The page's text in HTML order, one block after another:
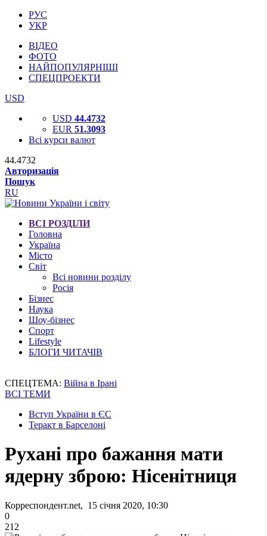
РУС
УКР
ВІДЕО
ФОТО
НАЙПОПУЛЯРНІШІ
СПЕЦПРОЕКТИ
USD
USD 44.4732
EUR 51.3093
Всі курси валют
44.4732
Авторизація
Пошук
RU
ВСІ РОЗДІЛИ
Головна
Україна
Місто
Світ
Всі новини розділу
Росія
Бізнес
Наука
Шоу-бізнес
Спорт
Lifestyle
БЛОГИ ЧИТАЧІВ
СПЕЦТЕМА: Війна в Ірані
ВСІ ТЕМИ
Вступ України в ЄС
Теракт в Барселоні
Рухані про бажання мати
ядерну зброю: Нісенітниця
Корреспондент.net, 15 січня 2020, 10:30
0
212